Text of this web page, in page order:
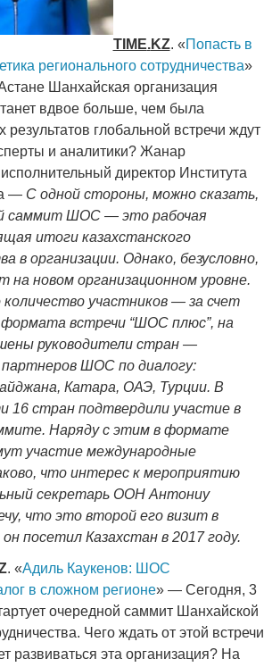
TIME.KZ. «Попасть в
регионального сотрудничества»
Шанхайская организация
вдвое больше, чем была
результатов глобальной встречи ждут
и аналитики? Жанар
директор Института
— С одной стороны, можно сказать,
саммит ШОС — это рабочая
итоги казахстанского
в организации. Однако, безусловно,
на новом организационном уровне.
участников — за счет
формата встречи “ШОС плюс”, на
руководители стран —
ШОС по диалогу:
Катара, ОАЭ, Турции. В
16 стран подтвердили участие в
Наряду с этим в формате
участие международные
что интерес к мероприятию
секретарь ООН Антониу
что это второй его визит в
посетил Казахстан в 2017 году.
. «Адиль Каукенов: ШОС
в сложном регионе» — Сегодня, 3
очередной саммит Шанхайской
Чего ждать от этой встречи
развиваться эта организация? На